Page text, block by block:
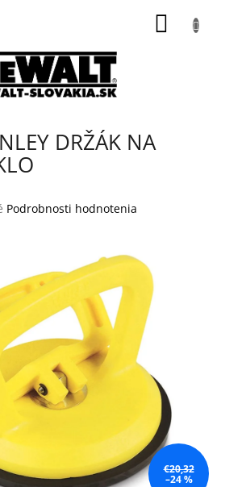
DRŽÁK NA
Podrobnosti hodnotenia
€20,32
–24 %